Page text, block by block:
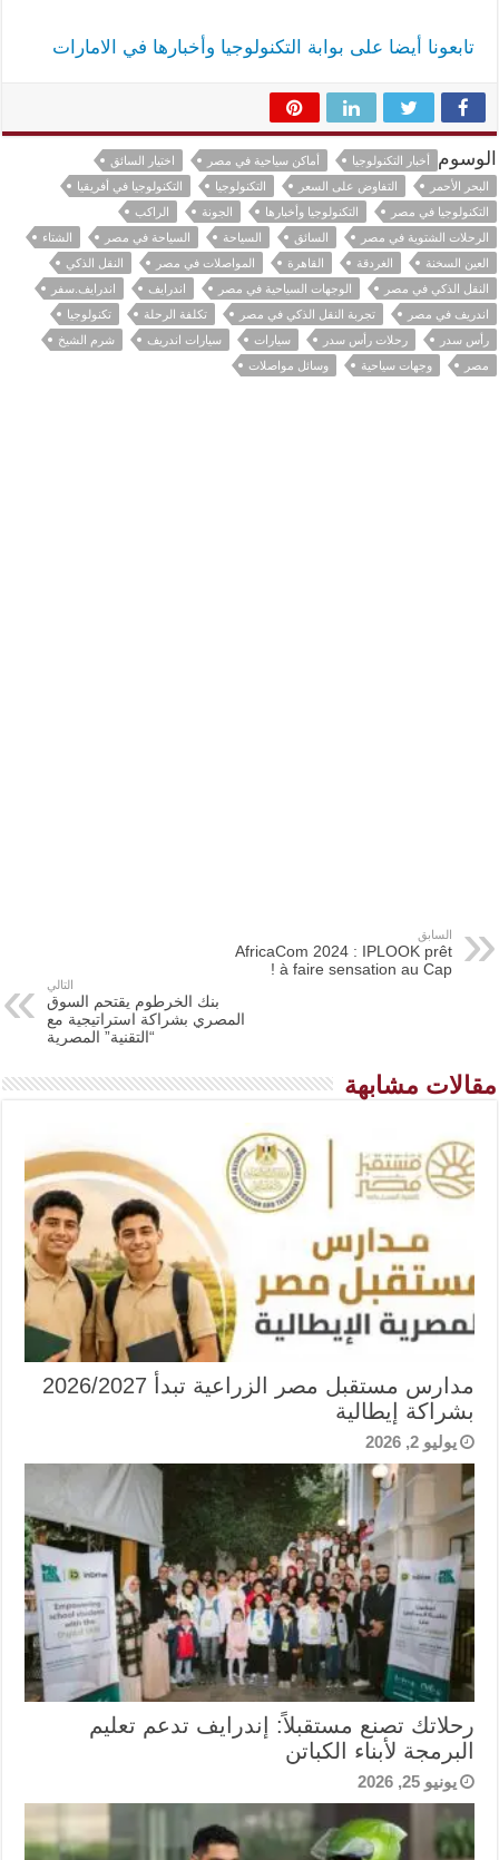
تابعونا أيضا على بوابة التكنولوجيا وأخبارها في الامارات
الوسوم أخبار التكنولوجيا أماكن سياحية في مصر
اختيار السائق
البحر الأحمر
التفاوض على السعر التكنولوجيا
التكنولوجيا في أفريقيا
التكنولوجيا في مصر
التكنولوجيا وأخبارها الجونة
الراكب
الرحلات الشتوية في مصر
السائق السياحة السياحة في مصر
الشتاء
العين السخنة
الغردقة القاهرة المواصلات في مصر
النقل الذكي
النقل الذكي في مصر
الوجهات السياحية في مصر اندرايف
اندرايف.سفر
اندريف في مصر
تجربة النقل الذكي في مصر تكلفة الرحلة
تكنولوجيا
رأس سدر
رحلات رأس سدر سيارات سيارات اندريف
شرم الشيخ
مصر
وجهات سياحية وسائل مواصلات
السابق
AfricaCom 2024 : IPLOOK prêt
à faire sensation au Cap !
التالي
بنك الخرطوم يقتحم السوق
المصري بشراكة استراتيجية مع
“التقنية” المصرية
مقالات مشابهة
مدارس مستقبل مصر الزراعية تبدأ 2026/2027
بشراكة إيطالية
يوليو 2, 2026
رحلاتك تصنع مستقبلاً: إندرايف تدعم تعليم
البرمجة لأبناء الكباتن
يونيو 25, 2026